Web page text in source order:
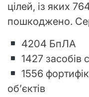
цілей, із яких
пошкоджено.
4204 БпЛА
1427 засобів
1556
об’єктів